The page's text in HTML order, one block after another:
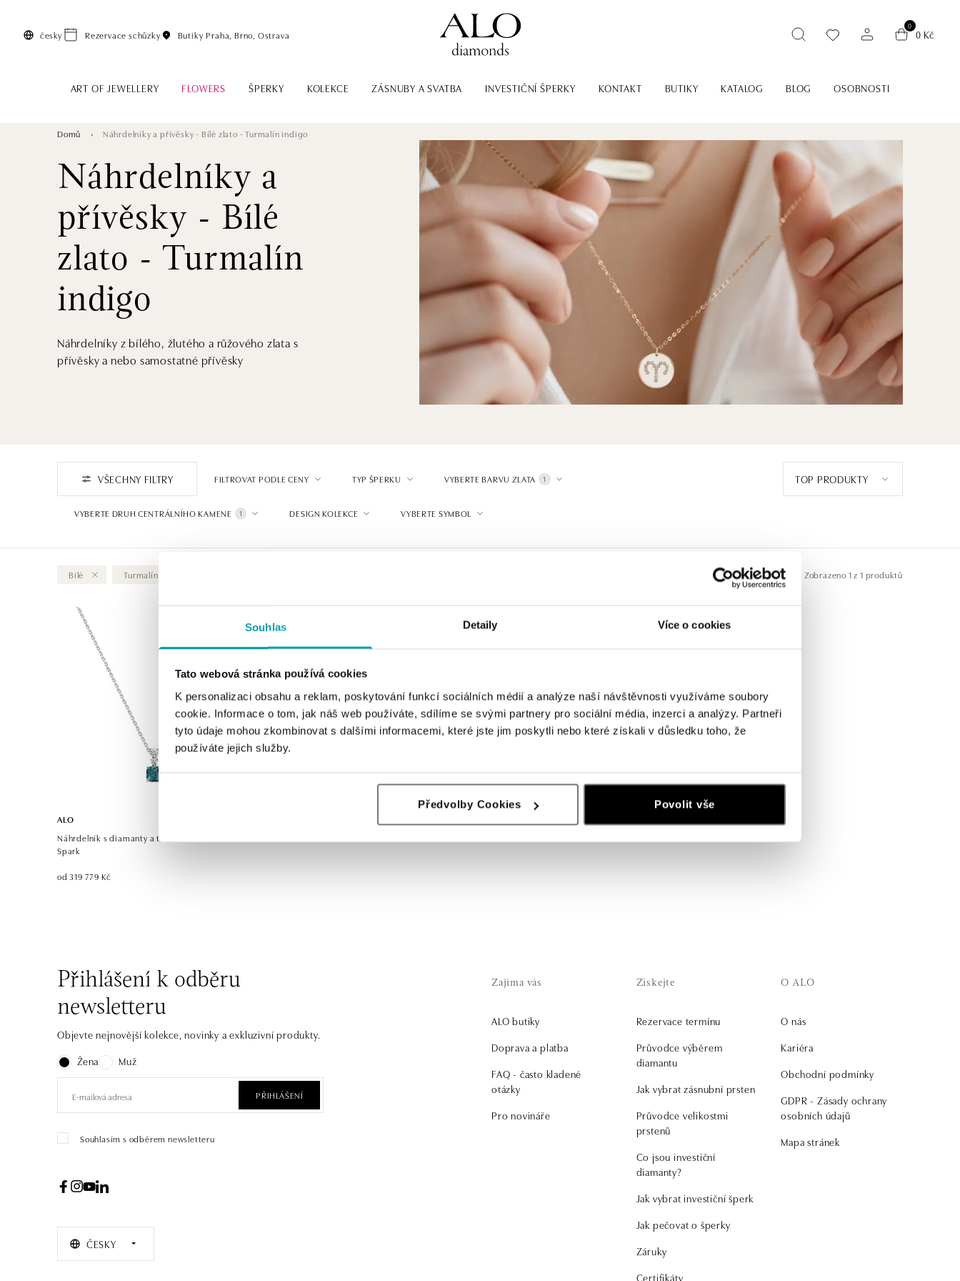
Souhlas Detaily Více o cookies
Tato webová stránka používá cookies
K personalizaci obsahu a reklam, poskytování funkcí sociálních médií a analýze naší návštěvnosti využíváme soubory
cookie. Informace o tom, jak náš web používáte, sdílíme se svými partnery pro sociální média, inzerci a analýzy. Partneři
tyto údaje mohou zkombinovat s dalšími informacemi, které jste jim poskytli nebo které získali v důsledku toho, že
používáte jejich služby.
Předvolby Cookies Povolit vše
česky Rezervace schůzky Butiky Praha, Brno, Ostrava
0
0 Kč
ART OF JEWELLERY FLOWERS ŠPERKY KOLEKCE ZÁSNUBY A SVATBA INVESTIČNÍ ŠPERKY KONTAKT BUTIKY KATALOG BLOG OSOBNOSTI
Domů Náhrdelníky a přívěsky - Bílé zlato - Turmalín indigo
Náhrdelníky a
přívěsky - Bílé
zlato - Turmalín
indigo
Náhrdelníky z bílého, žlutého a růžového zlata s
přívěsky a nebo samostatné přívěsky
VŠECHNY FILTRY FILTROVAT PODLE CENY TYP ŠPERKU VYBERTE BARVU ZLATA 1
VYBERTE DRUH CENTRÁLNÍHO KAMENE 1 DESIGN KOLEKCE VYBERTE SYMBOL
TOP PRODUKTY
Bílé Turmalín indigo Zobrazeno 1 z 1 produktů
ALO
Náhrdelník s diamanty a turmalínem Seafoam
Spark
od 319 779 Kč
Přihlášení k odběru
newsletteru
Objevte nejnovější kolekce, novinky a exkluzivní produkty.
Žena
Muž
PŘIHLÁŠENÍ
Souhlasím s odběrem newsletteru
ČESKY
Zajíma vás
ALO butiky
Doprava a platba
FAQ - často kladené
otázky
Pro novináře
Získejte
Rezervace termínu
Průvodce výběrem
diamantu
Jak vybrat zásnubní prsten
Průvodce velikostmi
prstenů
Co jsou investiční
diamanty?
Jak vybrat investiční šperk
Jak pečovat o šperky
Záruky
Certifikáty
O ALO
O nás
Kariéra
Obchodní podmínky
GDPR - Zásady ochrany
osobních údajů
Mapa stránek